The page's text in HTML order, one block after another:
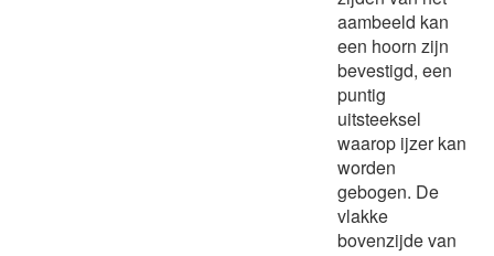
aambeeld kan
een hoorn zijn
bevestigd, een
puntig
uitsteeksel
waarop ijzer kan
worden
gebogen. De
vlakke
bovenzijde van